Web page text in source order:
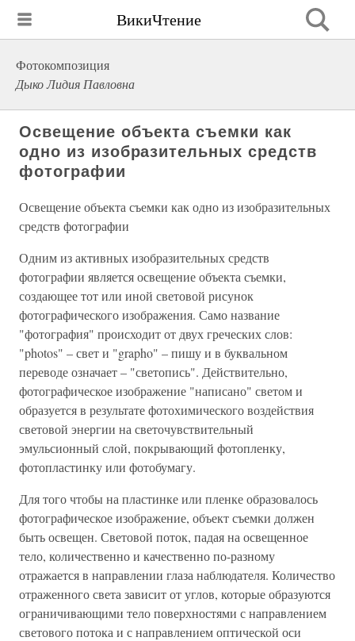
ВикиЧтение
Фотокомпозиция
Дыко Лидия Павловна
Освещение объекта съемки как
одно из изобразительных средств
фотографии
Освещение объекта съемки как одно из изобразительных
средств фотографии
Одним из активных изобразительных средств
фотографии является освещение объекта съемки,
создающее тот или иной световой рисунок
фотографического изображения. Само название
"фотография" происходит от двух греческих слов:
"photos" – свет и "grapho" – пишу и в буквальном
переводе означает – "светопись". Действительно,
фотографическое изображение "написано" светом и
образуется в результате фотохимического воздействия
световой энергии на светочувствительный
эмульсионный слой, покрывающий фотопленку,
фотопластинку или фотобумагу.
Для того чтобы на пластинке или пленке образовалось
фотографическое изображение, объект съемки должен
быть освещен. Световой поток, падая на освещенное
тело, количественно и качественно по-разному
отражается в направлении глаза наблюдателя. Количество
отраженного света зависит от углов, которые образуются
ограничивающими тело поверхностями с направлением
светового потока и с направлением оптической оси